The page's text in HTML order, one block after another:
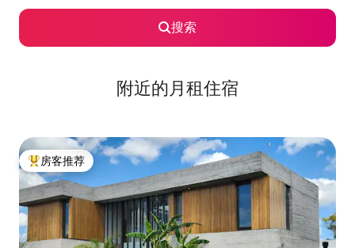
搜索
附近的月租住宿
热门「房客推荐」
房客推荐